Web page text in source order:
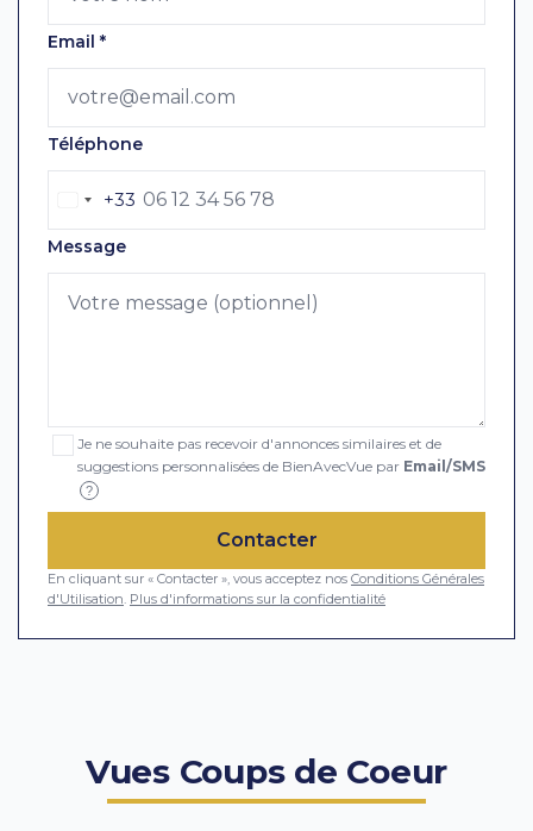
Email *
Téléphone
+33
Message
Je ne souhaite pas recevoir d'annonces similaires et de
suggestions personnalisées de BienAvecVue par Email/SMS
?
Contacter
En cliquant sur « Contacter », vous acceptez nos Conditions Générales
d'Utilisation Plus d'informations sur la confidentialité
Vues Coups de Coeur